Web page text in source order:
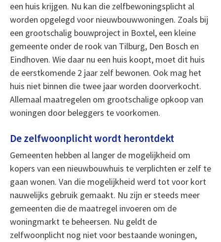
een huis krijgen. Nu kan die zelfbewoningsplicht al
worden opgelegd voor nieuwbouwwoningen. Zoals bij
een grootschalig bouwproject in Boxtel, een kleine
gemeente onder de rook van Tilburg, Den Bosch en
Eindhoven. Wie daar nu een huis koopt, moet dit huis
de eerstkomende 2 jaar zelf bewonen. Ook mag het
huis niet binnen die twee jaar worden doorverkocht.
Allemaal maatregelen om grootschalige opkoop van
woningen door beleggers te voorkomen.
De zelfwoonplicht wordt herontdekt
Gemeenten hebben al langer de mogelijkheid om
kopers van een nieuwbouwhuis te verplichten er zelf te
gaan wonen. Van die mogelijkheid werd tot voor kort
nauwelijks gebruik gemaakt. Nu zijn er steeds meer
gemeenten die de maatregel invoeren om de
woningmarkt te beheersen. Nu geldt de
zelfwoonplicht nog niet voor bestaande woningen,